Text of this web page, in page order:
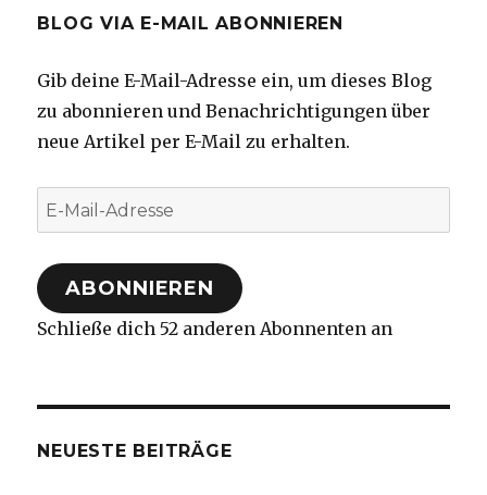
BLOG VIA E-MAIL ABONNIEREN
Gib deine E-Mail-Adresse ein, um dieses Blog
zu abonnieren und Benachrichtigungen über
neue Artikel per E-Mail zu erhalten.
E-
Mail-
Adresse
ABONNIEREN
Schließe dich 52 anderen Abonnenten an
NEUESTE BEITRÄGE